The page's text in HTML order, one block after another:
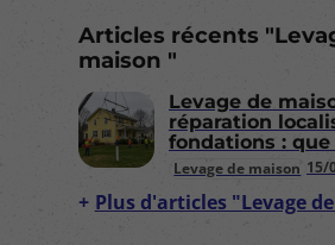
Articles récents
maison "
Levage de maison 15/
Levage de
réparation
fondations : que
Plus d'articles "Levage